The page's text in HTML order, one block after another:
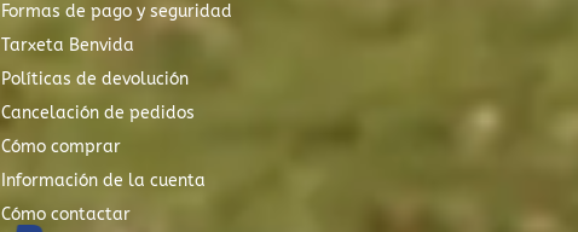
Formas de pago y seguridad
Tarxeta Benvida
Políticas de devolución
Cancelación de pedidos
Cómo comprar
Información de la cuenta
Cómo contactar